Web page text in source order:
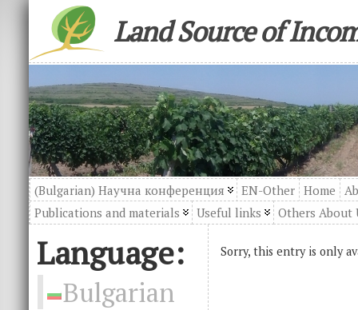
Land Source of
(Bulgarian) Научна конференция EN-Other Home
Publications and materials
Useful links Others About
Language:
Bulgarian
Sorry, this entry is only